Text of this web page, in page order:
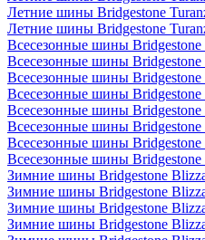
Летние шины Bridgestone
Летние шины Bridgestone
Всесезонные шины
Всесезонные шины
Всесезонные шины Bridgestone
Всесезонные шины Bridgestone
Всесезонные шины
Всесезонные шины
Всесезонные шины
Всесезонные шины
Зимние шины Bridgestone
Зимние шины Bridgestone
Зимние шины Bridgestone
Зимние шины Bridgestone